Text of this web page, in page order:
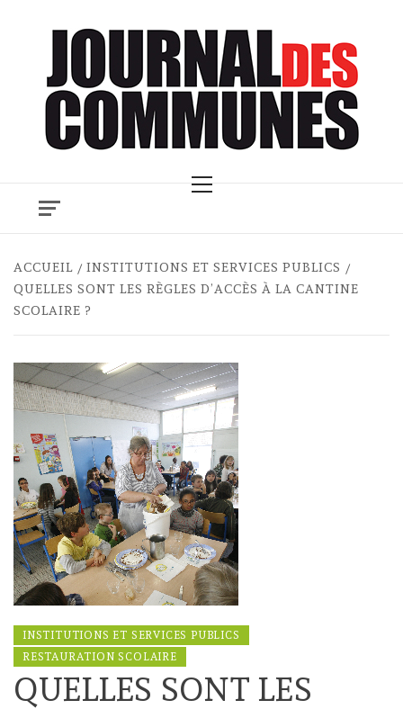
Menu
ACCUEIL
INSTITUTIONS ET SERVICES PUBLICS
QUELLES SONT LES RÈGLES D’ACCÈS À LA CANTINE
SCOLAIRE ?
INSTITUTIONS ET SERVICES PUBLICS
RESTAURATION SCOLAIRE
QUELLES SONT LES